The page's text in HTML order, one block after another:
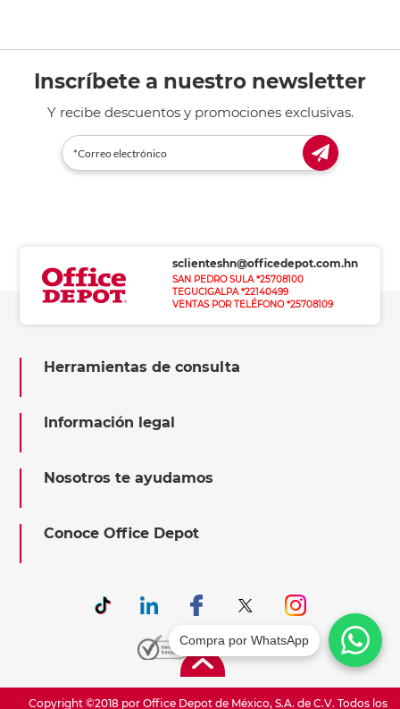
Inscríbete a nuestro newsletter
Y recibe descuentos y promociones exclusivas.
sclienteshn@officedepot.com.hn
SAN PEDRO SULA *25708100
TEGUCIGALPA *22140499
VENTAS POR TELÉFONO *25708109
Herramientas de consulta
Información legal
Nosotros te ayudamos
Conoce Office Depot
Copyright ©2018 por Office Depot de México, S.A. de C.V. Todos los
Compra por WhatsApp